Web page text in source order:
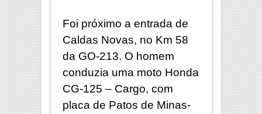
Foi próximo a entrada de
Caldas Novas, no Km 58
da GO-213. O homem
conduzia uma moto Honda
CG-125 – Cargo, com
placa de Patos de Minas-